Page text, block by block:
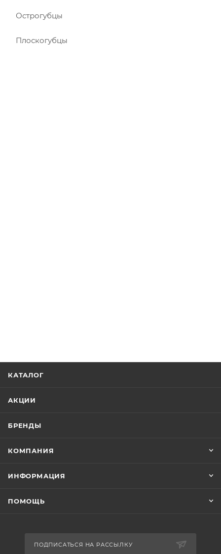
Острогубцы
Плоскогубцы
КАТАЛОГ
АКЦИИ
БРЕНДЫ
КОМПАНИЯ
ИНФОРМАЦИЯ
ПОМОЩЬ
ПОДПИСАТЬСЯ НА РАССЫЛКУ